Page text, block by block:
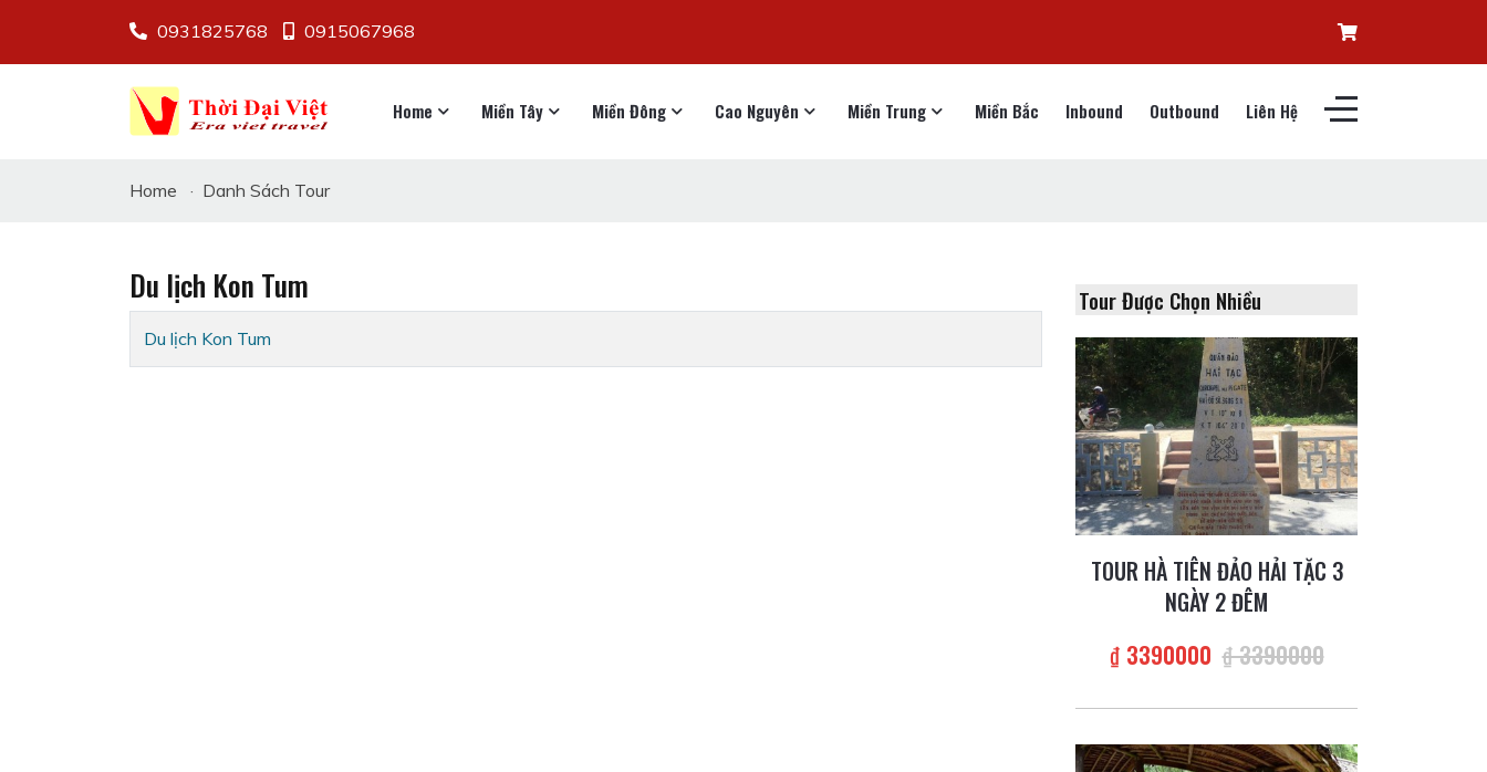
0931825768 0915067968
Home Miền Tây Miền Đông Cao Nguyên Miền Trung Miền Bắc Inbound Outbound Liên Hệ
Home · Danh Sách Tour
Du lịch Kon Tum
Du lịch Kon Tum
Tour Được Chọn Nhiều
TOUR HÀ TIÊN ĐẢO HẢI TẶC 3
NGÀY 2 ĐÊM
₫ 3390000 ₫ 3390000